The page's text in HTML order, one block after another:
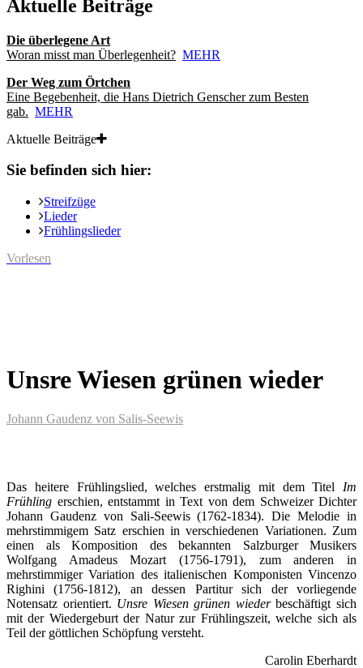
Aktuelle Beiträge
Die überlegene Art
Woran misst man Überlegenheit? MEHR
Der Weg zum Örtchen
Eine Begebenheit, die Hans Dietrich Genscher zum Besten
gab. MEHR
Aktuelle Beiträge
Sie befinden sich hier:
Streifzüge
Lieder
Frühlingslieder
Vorlesen
Unsre Wiesen grünen wieder
Johann Gaudenz von Salis-Seewis
Das heitere Frühlingslied, welches erstmalig mit dem Titel Im
Frühling erschien, entstammt in Text von dem Schweizer Dichter
Johann Gaudenz von Sali-Seewis (1762-1834). Die Melodie in
mehrstimmigem Satz erschien in verschiedenen Variationen. Zum
einen als Komposition des bekannten Salzburger Musikers
Wolfgang Amadeus Mozart (1756-1791), zum anderen in
mehrstimmiger Variation des italienischen Komponisten Vincenzo
Righini (1756-1812), an dessen Partitur sich der vorliegende
Notensatz orientiert. Unsre Wiesen grünen wiederbeschäftigt sich
mit der Wiedergeburt der Natur zur Frühlingszeit, welche sich als
Teil der göttlichen Schöpfung versteht.
Carolin Eberhardt